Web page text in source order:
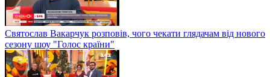
Святослав Вакарчук розповів, чого чекати глядачам від нового
сезону шоу "Голос країни"